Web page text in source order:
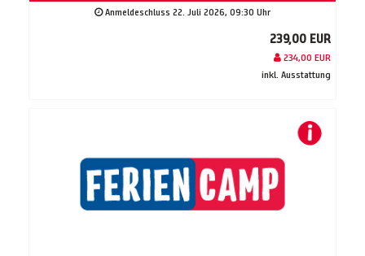
Anmeldeschluss 22. Juli 2026, 09:30 Uhr
239,00 EUR
234,00 EUR
inkl. Ausstattung